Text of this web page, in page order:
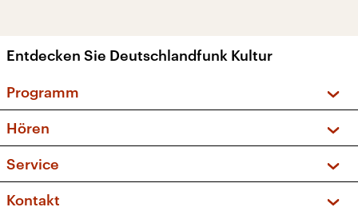
Entdecken Sie Deutschlandfunk Kultur
Programm
Sendungen und Podcasts
Musikliste
Kakadu – Das Kinderprogramm
Hören
Frequenzen (UKW + DAB+)
Service
FAQ
Kontakt